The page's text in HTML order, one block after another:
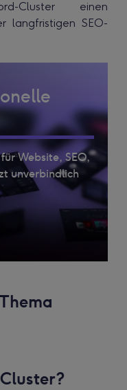
Cluster einen
langfristigen SEO-
Website, SEO,
unverbindlich